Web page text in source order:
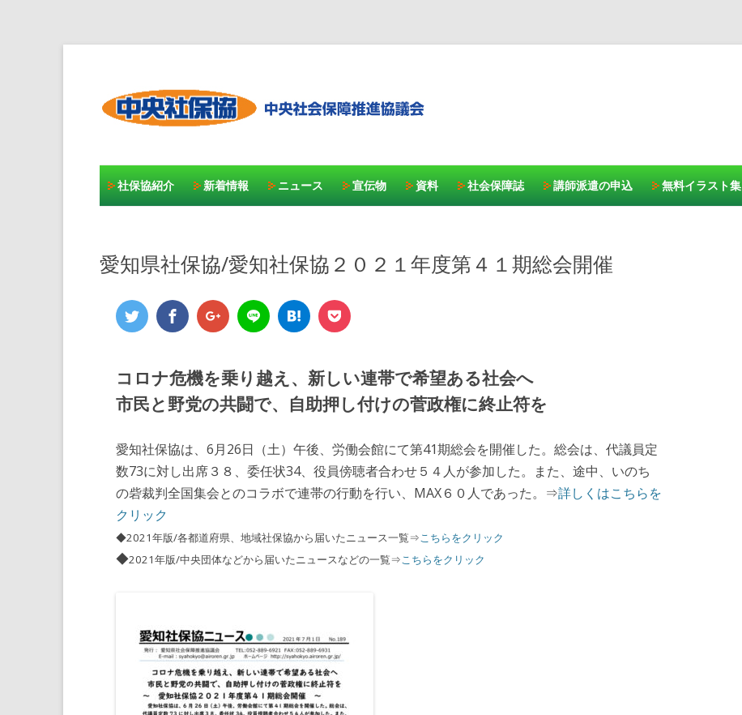
社保協紹介 新着情報 ニュース 宣伝物 資料 社会保障誌 講師派遣の申込 無料イラスト集
愛知県社保協/愛知社保協２０２１年度第４１期総会開催
コロナ危機を乗り越え、新しい連帯で希望ある社会へ
市民と野党の共闘で、自助押し付けの菅政権に終止符を
愛知社保協は、6月26日（土）午後、労働会館にて第41期総会を開催した。総会は、代議員定
数73に対し出席３８、委任状34、役員傍聴者合わせ５４人が参加した。また、途中、いのち
の砦裁判全国集会とのコラボで連帯の行動を行い、MAX６０人であった。⇒詳しくはこちらを
クリック
◆2021年版/各都道府県、地域社保協から届いたニュース一覧⇒こちらをクリック
◆2021年版/中央団体などから届いたニュースなどの一覧⇒こちらをクリック